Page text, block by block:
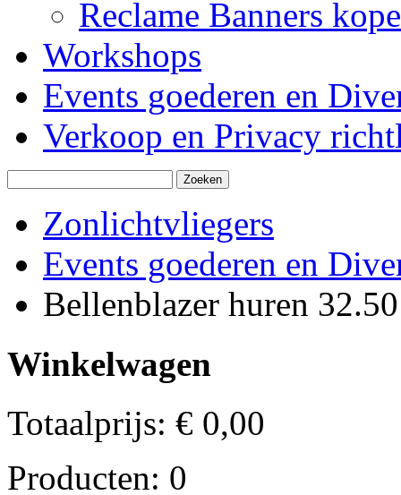
Reclame Banners
Workshops
Events goederen en
Verkoop en Privacy
Zonlichtvliegers
Events goederen en
Bellenblazer huren
Winkelwagen
Totaalprijs: € 0,00
Producten: 0